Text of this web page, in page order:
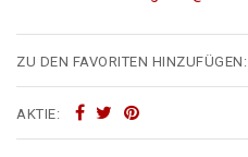
ZU DEN FAVORITEN HINZUFÜGEN:
AKTIE: